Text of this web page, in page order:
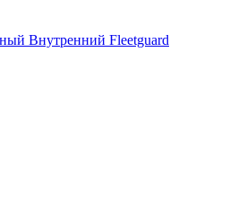
Внутренний Fleetguard